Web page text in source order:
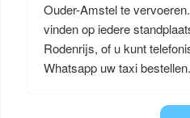
Ouder-Amstel te
vinden op iedere
Rodenrijs, of u kunt
Whatsapp uw taxi bestellen.